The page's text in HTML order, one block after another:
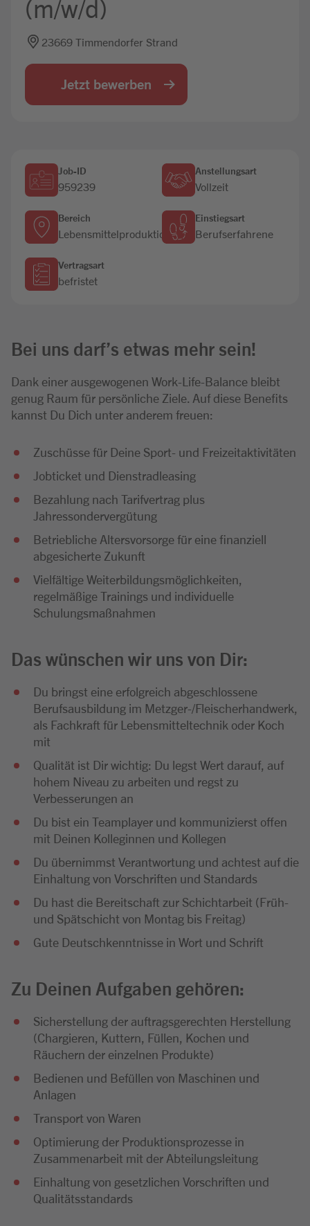
(m/w/d)
23669 Timmendorfer Strand
Jetzt bewerben
Job-ID
959239
Anstellungsart
Vollzeit
Bereich
Lebensmittelproduktion
Einstiegsart
Berufserfahrene
Vertragsart
befristet
Bei uns darf’s etwas mehr sein!
Dank einer ausgewogenen Work-Life-Balance bleibt
genug Raum für persönliche Ziele. Auf diese Benefits
kannst Du Dich unter anderem freuen:
Zuschüsse für Deine Sport- und Freizeitaktivitäten
Jobticket und Dienstradleasing
Bezahlung nach Tarifvertrag plus
Jahressondervergütung
Betriebliche Altersvorsorge für eine finanziell
abgesicherte Zukunft
Vielfältige Weiterbildungsmöglichkeiten,
regelmäßige Trainings und individuelle
Schulungsmaßnahmen
Das wünschen wir uns von Dir:
Du bringst eine erfolgreich abgeschlossene
Berufsausbildung im Metzger-/Fleischerhandwerk,
als Fachkraft für Lebensmitteltechnik oder Koch
mit
Qualität ist Dir wichtig: Du legst Wert darauf, auf
hohem Niveau zu arbeiten und regst zu
Verbesserungen an
Du bist ein Teamplayer und kommunizierst offen
mit Deinen Kolleginnen und Kollegen
Du übernimmst Verantwortung und achtest auf die
Einhaltung von Vorschriften und Standards
Du hast die Bereitschaft zur Schichtarbeit (Früh-
und Spätschicht von Montag bis Freitag)
Gute Deutschkenntnisse in Wort und Schrift
Zu Deinen Aufgaben gehören:
Sicherstellung der auftragsgerechten Herstellung
(Chargieren, Kuttern, Füllen, Kochen und
Räuchern der einzelnen Produkte)
Bedienen und Befüllen von Maschinen und
Anlagen
Transport von Waren
Optimierung der Produktionsprozesse in
Zusammenarbeit mit der Abteilungsleitung
Einhaltung von gesetzlichen Vorschriften und
Qualitätsstandards